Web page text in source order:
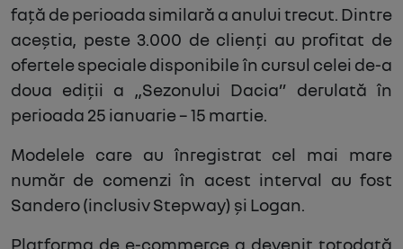
față de perioada similară a anului trecut. Dintre
aceștia, peste 3.000 de clienți au profitat de
ofertele speciale disponibile în cursul celei de-a
doua ediții a „Sezonului Dacia” derulată în
perioada 25 ianuarie – 15 martie.
Modelele care au înregistrat cel mai mare
număr de comenzi în acest interval au fost
Sandero (inclusiv Stepway) și Logan.
Platforma de e-commerce a devenit totodată